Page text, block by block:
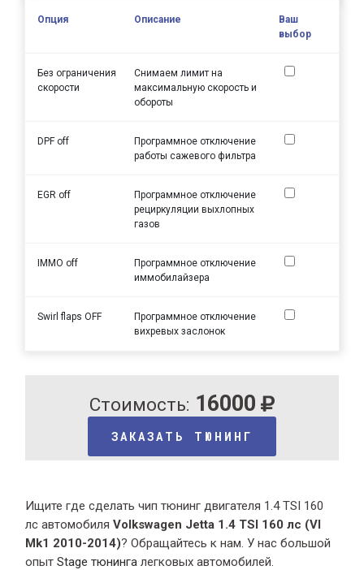
Опция Описание
Ваш
выбор
Без ограничения
скорости
Снимаем лимит на
максимальную скорость и
обороты
DPF off
Программное отключение
работы сажевого фильтра
EGR off
Программное отключение
рециркуляции выхлопных
газов
IMMO off
Программное отключение
иммобилайзера
Swirl flaps OFF
Программное отключение
вихревых заслонок
Стоимость: 16000
ЗАКАЗАТЬ ТЮНИНГ
Ищите где сделать чип тюнинг двигателя 1.4 TSI 160
лс автомобиляVolkswagen Jetta 1.4 TSI 160 лс (VI
Mk1 2010-2014)? Обращайтесь к нам. У нас большой
опытStage тюнинга легковых автомобилей.